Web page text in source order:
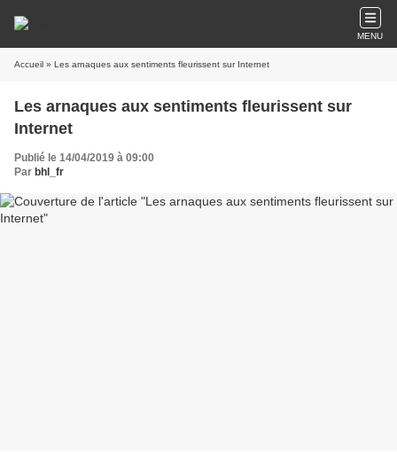
MENU
Accueil » Les arnaques aux sentiments fleurissent sur Internet
Les arnaques aux sentiments fleurissent sur
Internet
Publié le 14/04/2019 à 09:00
Par bhl_fr